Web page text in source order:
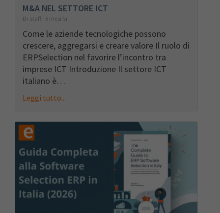
M&A NEL SETTORE ICT
Di staff - 5 mesi fa
Come le aziende tecnologiche possono
crescere, aggregarsi e creare valore Il ruolo di
ERPSelection nel favorire l’incontro tra
imprese ICT Introduzione Il settore ICT
italiano è…
Leggi tutto...